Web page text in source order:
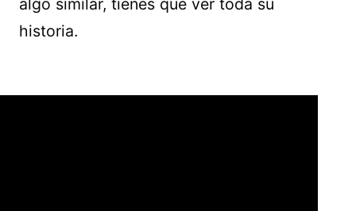
algo similar, tienes que ver toda su
historia.